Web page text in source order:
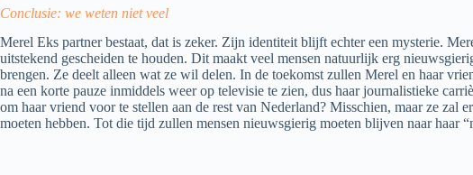
Conclusie: we weten niet veel
Merel Eks partner bestaat, dat is zeker. Zijn identiteit blijft echter een mysterie.
uitstekend gescheiden te houden. Dit maakt veel mensen natuurlijk erg
brengen. Ze deelt alleen wat ze wil delen. In de toekomst zullen Merel en haar
na een korte pauze inmiddels weer op televisie te zien, dus haar journalistieke
om haar vriend voor te stellen aan de rest van Nederland? Misschien, maar ze zal
moeten hebben. Tot die tijd zullen mensen nieuwsgierig moeten blijven naar haar